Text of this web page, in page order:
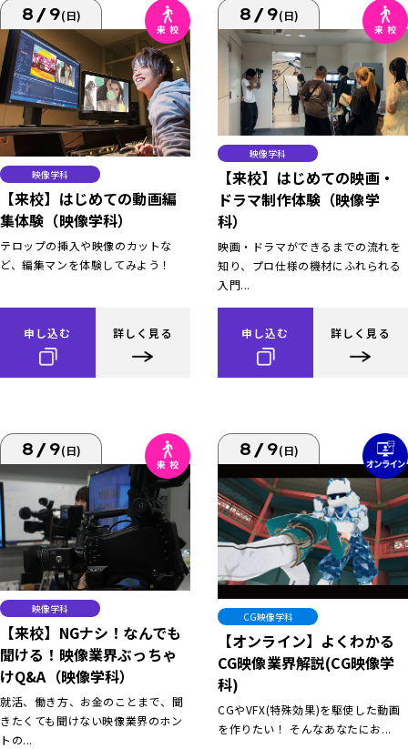
8/9(日)
映像学科
【来校】はじめての動画編
集体験（映像学科）
テロップの挿入や映像のカットな
ど、編集マンを体験してみよう！
申し込む 詳しく見る
8/9(日)
映像学科
【来校】はじめての映画・
ドラマ制作体験（映像学
科）
映画・ドラマができるまでの流れを
知り、プロ仕様の機材にふれられる
入門...
申し込む 詳しく見る
8/9(日)
映像学科
【来校】NGナシ！なんでも
聞ける！映像業界ぶっちゃ
けQ&A（映像学科）
就活、働き方、お金のことまで、聞
きたくても聞けない映像業界のホン
トの...
8/9(日)
CG映像学科
【オンライン】よくわかる
CG映像業界解説(CG映像学
科)
CGやVFX(特殊効果)を駆使した動画
を作りたい！ そんなあなたにお...